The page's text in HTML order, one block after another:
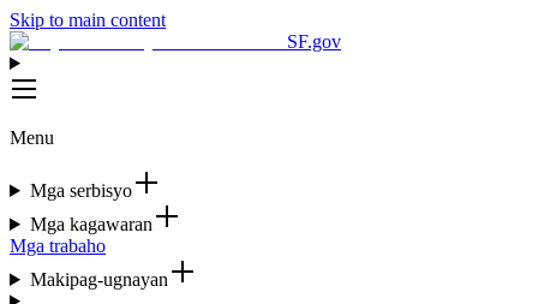
Skip to main content
SF.gov
Menu
Mga serbisyo
Mga kagawaran
Mga trabaho
Makipag-ugnayan